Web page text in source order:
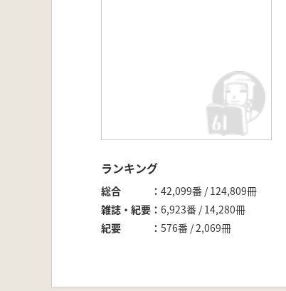
ランキング
総合
42,099番 / 124,809冊
雑誌・紀要
6,923番 / 14,280冊
紀要
576番 / 2,069冊